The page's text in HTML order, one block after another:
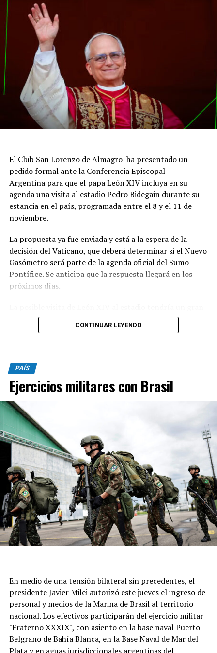
El Club San Lorenzo de Almagro ha presentado un
pedido formal ante la Conferencia Episcopal
Argentina para que el papa León XIV incluya en su
agenda una visita al estadio Pedro Bidegain durante su
estancia en el país, programada entre el 8 y el 11 de
noviembre.
La propuesta ya fue enviada y está a la espera de la
decisión del Vaticano, que deberá determinar si el Nuevo
Gasómetro será parte de la agenda oficial del Sumo
Pontífice. Se anticipa que la respuesta llegará en los
próximos días.
significado simbólico para San Lorenzo, dado el
histórico vínculo entre la institución y la Iglesia
El club fue fundado por el padre Lorenzo Massa y
mantiene una conexión cercana con Jorge Bergoglio,
conocido hincha y uno de los socios más representativos
del Ciclón.
Además, León XIV, como sucesor de Francisco, podría
rendir un homenaje implícito al legado de Bergoglio,
quien es considerado un referente de la Iglesia Católica.
CONTINUAR LEYENDO
PAÍS
Ejercicios militares con Brasil
En medio de una tensión bilateral sin precedentes, el
presidente Javier Milei autorizó este jueves el ingreso de
personal y medios de la Marina de Brasil al territorio
nacional. Los efectivos participarán del ejercicio militar
"Fraterno XXXIX", con asiento en la base naval Puerto
Belgrano de Bahía Blanca, en la Base Naval de Mar del
Plata y en aguas jurisdiccionales argentinas del